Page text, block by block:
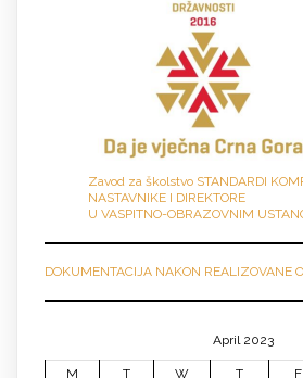
Zavod za školstvo STANDARDI
NASTAVNIKE I DIREKTORE
U VASPITNO-OBRAZOVNIM
DOKUMENTACIJA NAKON REALIZOVANE
April 2023
M T W T F